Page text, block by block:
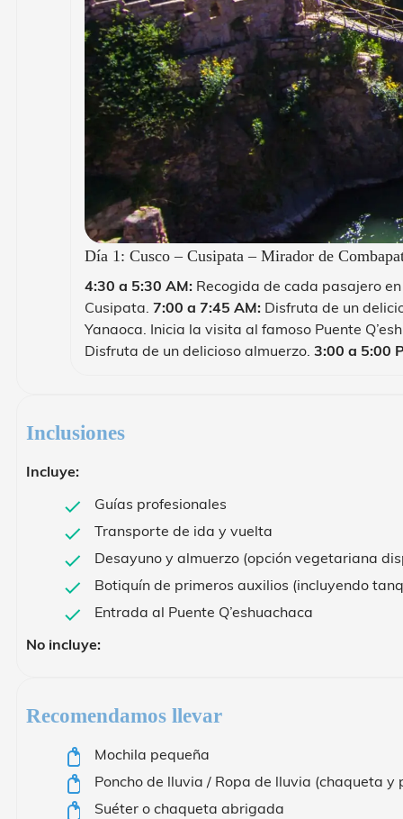
Día 1: Cusco – Cusipata – Mirador de
4:30 a 5:30 AM: Recogida de cada pasajero
Cusipata. 7:00 a 7:45 AM: Disfruta de un
Yanaoca. Inicia la visita al famoso Puente
Disfruta de un delicioso almuerzo. 3:00 a 5:00
Inclusiones
Incluye:
Guías profesionales
Transporte de ida y vuelta
Desayuno y almuerzo (opción vegetariana
Botiquín de primeros auxilios (incluyendo
Entrada al Puente Q’eshuachaca
No incluye:
Recomendamos llevar
Mochila pequeña
Poncho de lluvia / Ropa de lluvia (chaqueta y
Suéter o chaqueta abrigada